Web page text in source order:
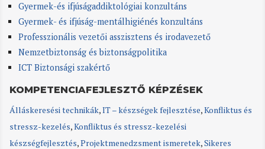
Gyermek-és ifjúságaddiktológiai konzultáns
Gyermek- és ifjúság-mentálhigiénés konzultáns
Professzionális vezetői asszisztens és irodavezető
Nemzetbiztonság és biztonságpolitika
ICT Biztonsági szakértő
KOMPETENCIAFEJLESZTŐ KÉPZÉSEK
Álláskeresési technikák,IT – készségek fejlesztése,Konfliktus és
stressz-kezelés,Konfliktus és stressz-kezelési
készségfejlesztés,Projektmenedzsment ismeretek,Sikeres